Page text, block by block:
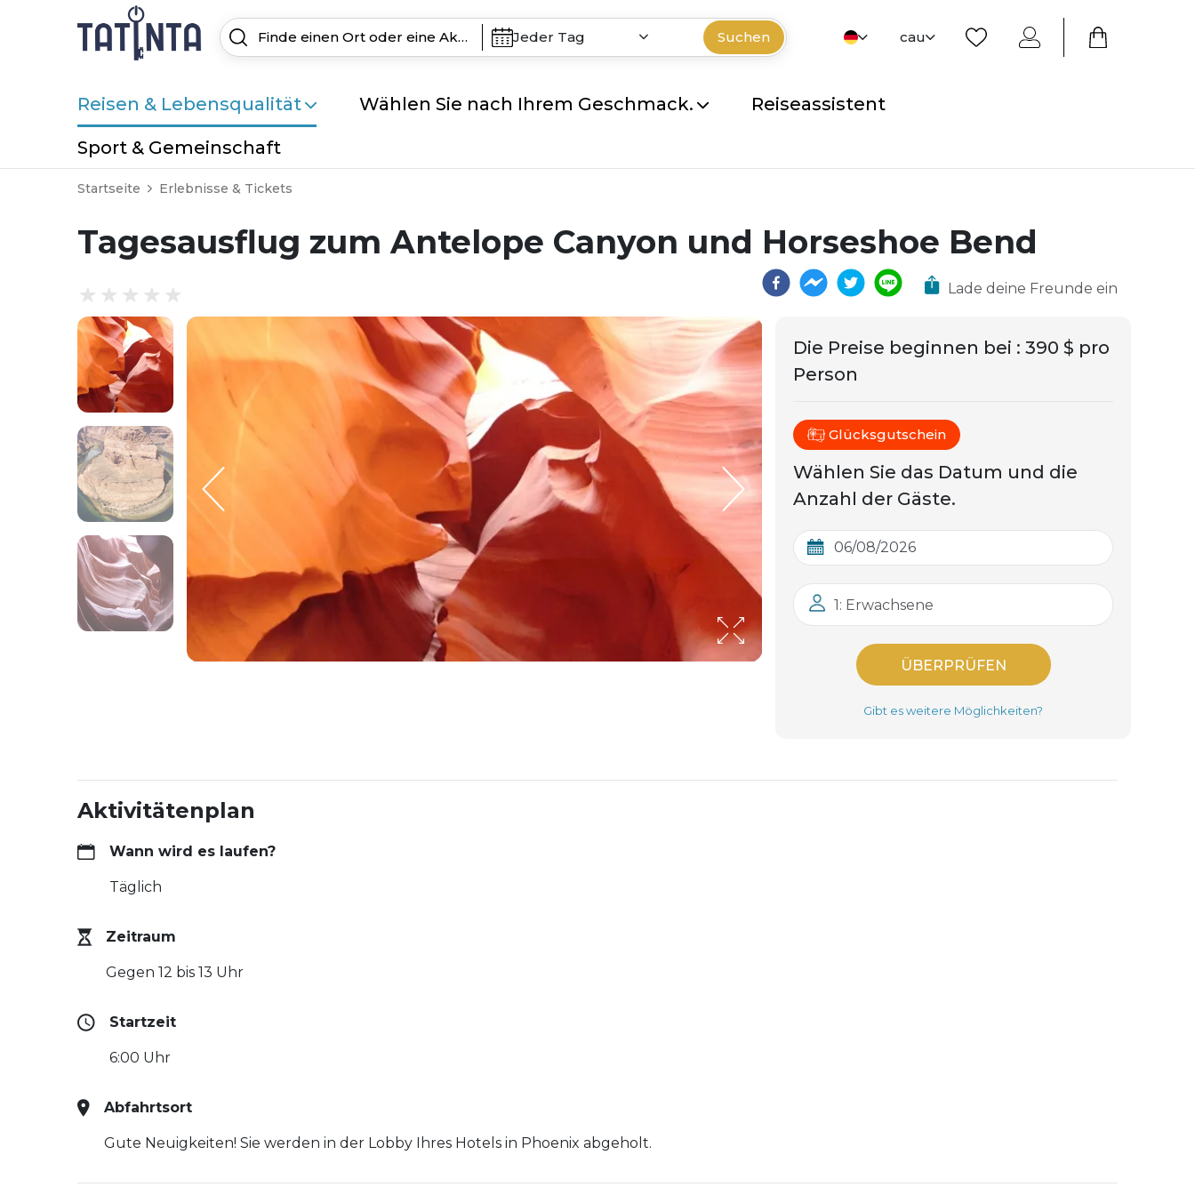
Jeder Tag Suchen cau
Reisen & Lebensqualität Wählen Sie nach Ihrem Geschmack. Reiseassistent
Sport & Gemeinschaft
Startseite Erlebnisse & Tickets
Tagesausflug zum Antelope Canyon und Horseshoe Bend
Lade deine Freunde ein
Die Preise beginnen bei : 390 $ pro
Person
Glücksgutschein
Wählen Sie das Datum und die
Anzahl der Gäste.
1: Erwachsene
ÜBERPRÜFEN
Gibt es weitere Möglichkeiten?
Aktivitätenplan
Wann wird es laufen?
Täglich
Zeitraum
Gegen 12 bis 13 Uhr
Startzeit
6:00 Uhr
Abfahrtsort
Gute Neuigkeiten! Sie werden in der Lobby Ihres Hotels in Phoenix abgeholt.